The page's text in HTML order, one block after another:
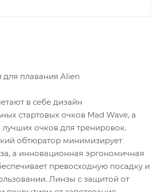
для плавания Alien
в себе дизайн
стартовых очков Mad Wave, а
лучших очков для тренировок.
обтюратор минимизирует
а инновационная эргономичная
превосходную посадку и
Линзы с защитой от